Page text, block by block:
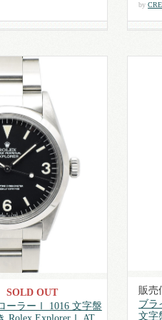
SOLD OUT
ーラーⅠ 1016 文字盤
by
販
ブラ
文字